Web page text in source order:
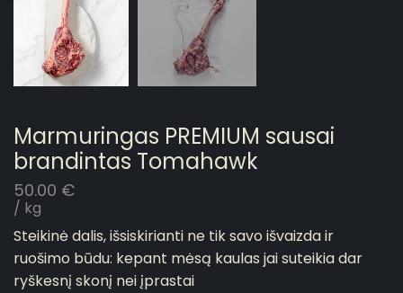
Marmuringas PREMIUM sausai
brandintas Tomahawk
50.00 €
/ kg
Steikinė dalis, išsiskirianti ne tik savo išvaizda ir
ruošimo būdu: kepant mėsą kaulas jai suteikia dar
ryškesnį skonį nei įprastai